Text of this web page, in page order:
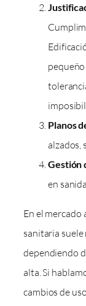
Planos
alzados,
Gestión
en
En el mercado
sanitaria
dependiendo
alta. Si
cambios de